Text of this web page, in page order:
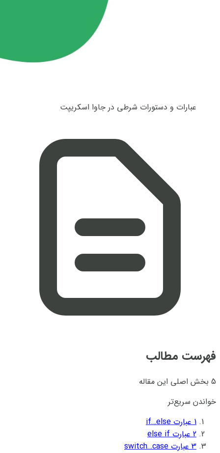
عبارات و دستورات شرطی در جاوا اسکریپت
فهرست مطالب
5 بخش اصلی این مقاله
خواندن سریع‌تر
1 عبارت if…else
2 عبارت else if
3 عبارت switch…case